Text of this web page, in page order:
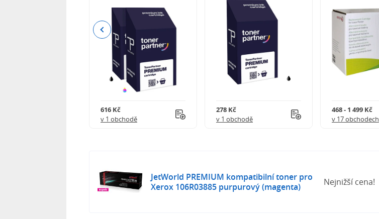
616 Kč
v 1 obchodě
278 Kč
v 1 obchodě
468 - 1 499 Kč
v 17 obchodech
Previous
JetWorld PREMIUM kompatibilní toner pro
Xerox 106R03885 purpurový (magenta)
Nejnižší cena!